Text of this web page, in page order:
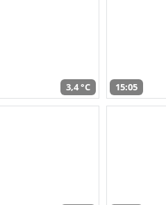
3,4 °C 15:05